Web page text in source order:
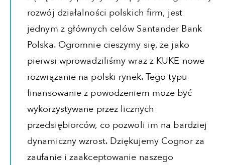
rozwój działalności polskich firm, jest
jednym z głównych celów Santander Bank
Polska. Ogromnie cieszymy się, że jako
pierwsi wprowadziliśmy wraz z KUKE nowe
rozwiązanie na polski rynek. Tego typu
finansowanie z powodzeniem może być
wykorzystywane przez licznych
przedsiębiorców, co pozwoli im na bardziej
dynamiczny wzrost. Dziękujemy Cognor za
zaufanie i zaakceptowanie naszego